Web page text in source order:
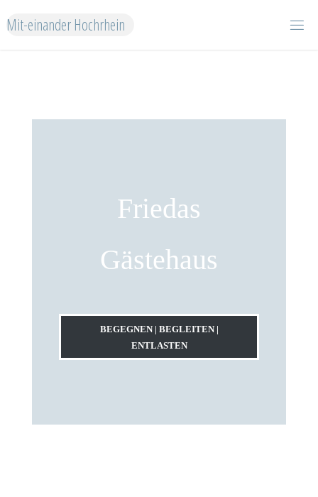
Inhalt
Mit-einander Hochrhein
Friedas
Gästehaus
BEGEGNEN | BEGLEITEN |
ENTLASTEN